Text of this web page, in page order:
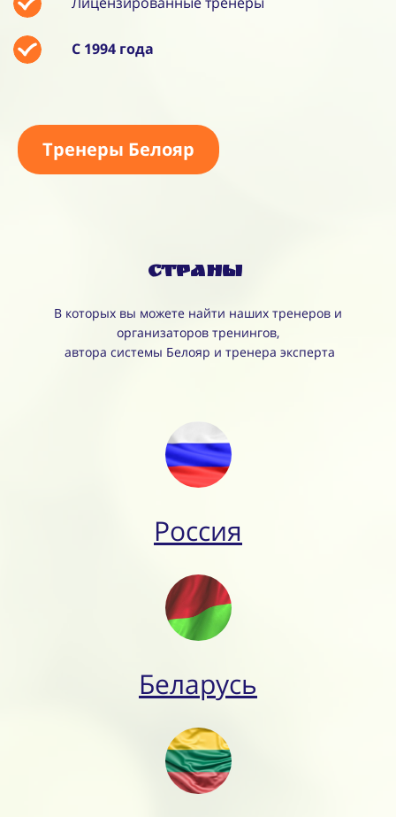
С 1994 года
Тренеры Белояр
Страны
В которых вы можете найти наших тренеров и
организаторов тренингов,
автора системы Белояр и тренера эксперта
Россия
Беларусь